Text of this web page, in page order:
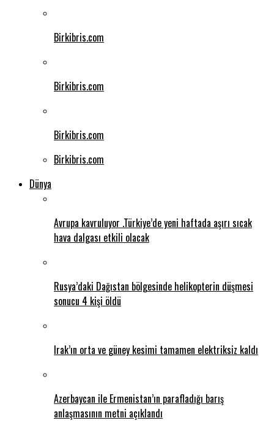
Birkibris.com
Birkibris.com
Birkibris.com
Birkibris.com
Dünya
Avrupa kavruluyor .Türkiye’de yeni haftada aşırı sıcak
hava dalgası etkili olacak
Rusya’daki Dağıstan bölgesinde helikopterin düşmesi
sonucu 4 kişi öldü
Irak’ın orta ve güney kesimi tamamen elektriksiz kaldı
Azerbaycan ile Ermenistan’ın parafladığı barış
anlaşmasının metni açıklandı